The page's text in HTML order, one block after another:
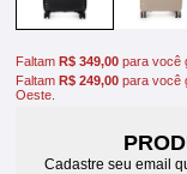
FaltamR$ 349,00 para você
FaltamR$ 249,00 para você
Oeste.
Cadastre seu email